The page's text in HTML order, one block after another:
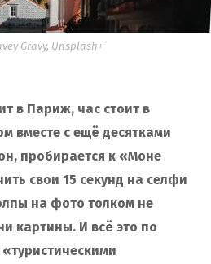
Gravy, Unsplash+
в Париж, час стоит в
вместе с ещё десятками
пробирается к «Моне
свои 15 секунд на селфи
на фото толком не
картины. И всё это по